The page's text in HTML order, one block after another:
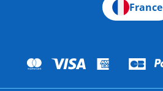
France